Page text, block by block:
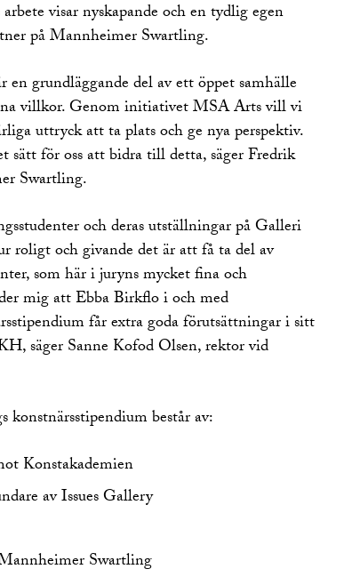
visar nyskapande och en tydlig egen
på Mannheimer Swartling.
grundläggande del av ett öppet samhälle
villkor. Genom initiativet MSA Arts vill vi
uttryck att ta plats och ge nya perspektiv.
sätt för oss att bidra till detta, säger Fredrik
Swartling.
och deras utställningar på Galleri
roligt och givande det är att få ta del av
som här i juryns mycket fina och
mig att Ebba Birkflo i och med
får extra goda förutsättningar i sitt
säger Sanne Kofod Olsen, rektor vid
består av:
Konstakademien
av Issues Gallery
Swartling